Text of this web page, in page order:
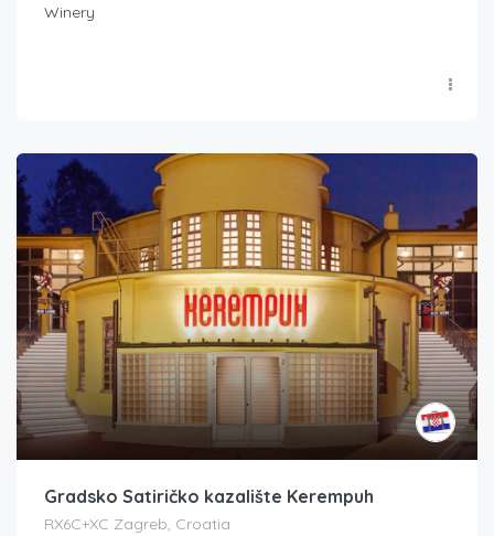
Winery
Gradsko Satiričko kazalište Kerempuh
RX6C+XC Zagreb, Croatia